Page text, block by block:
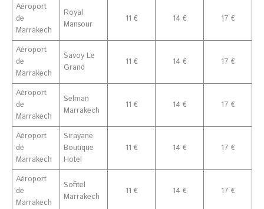
Aéroport
de
Marrakech
Royal
Mansour
11 € 14 € 17 €
Aéroport
de
Marrakech
Savoy Le
Grand
11 € 14 € 17 €
Aéroport
de
Marrakech
Selman
Marrakech
11 € 14 € 17 €
Aéroport
de
Marrakech
Sirayane
Boutique
Hotel
11 € 14 € 17 €
Aéroport
de
Marrakech
Sofitel
Marrakech
11 € 14 € 17 €